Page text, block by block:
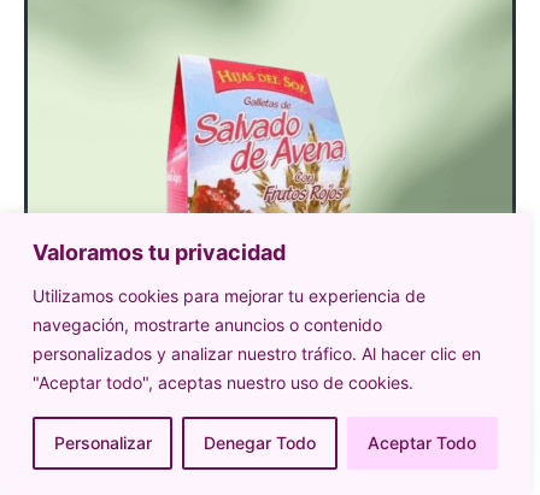
Valoramos tu privacidad
Utilizamos cookies para mejorar tu experiencia de
navegación, mostrarte anuncios o contenido
personalizados y analizar nuestro tráfico. Al hacer clic en
"Aceptar todo", aceptas nuestro uso de cookies.
Personalizar Denegar Todo Aceptar Todo